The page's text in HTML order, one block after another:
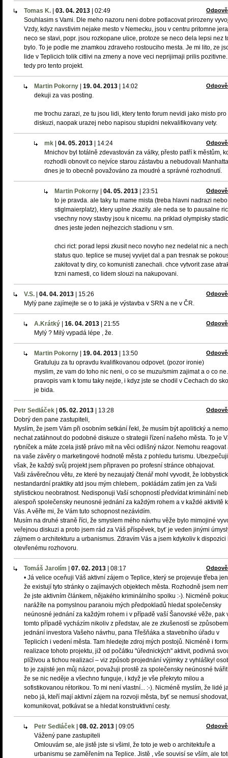
Tomas K. 03. 04. 2013 02:49
Souhlasim s Vami. Dle meho nazoru neni dobre potlacovat prirozeny
Vzdy, kdyz navstivim nejake mesto v Nemecku, jsou v centru pritomne
neco se stavi, popr. jsou rozkopane ulice, protoze se neco dela lepsi nez
bylo. To je podle me znamkou zdraveho rostouciho mesta. Je mi lito, ze
lide v Teplicich tolik citlivi na zmeny a nove veci neprijimaji prilis
tedy pro tento projekt.
Martin Pokorny 19. 04. 2013 14:02
dekuji za vas posting.
me trochu zarazi, ze tu jsou lidi, ktery tento forum nevidi jako misto pro
diskuzi, naopak urazej nebo napisou stupidni nekvalifikovany vety.
mk 04. 05. 2013 14:24
Mnichov byl totálně zdevastován za války, přesto patří k městům,
rozhodli obnovit co nejvíce starou zástavbu a nebudovali
dnes je to obecně považováno za moudré a správné rozhodnutí.
Martin Pokorny 04. 05. 2013 23:51
to je pravda. ale taky tu mame mista (treba hlavni nadrazi nebo
stiglmaierplatz), ktery uplne zkazily. ale neda se to pausalne
vsechny novy stavby jsou k nicemu. na priklad olympisky
dnes jeste jeden nejhezcich stadionu v srn.
chci rict: porad lepsi zkusit neco novyho nez nedelat nic a
status quo. teplice se musej vyvijet dal a pan tresnak se
zakitovat ty diry, co komunisti zanechali. chce vytvorit zase
trzni namesti, co lidem slouzi na nakupovani.
V.S. 04. 04. 2013 15:26
Mylý pane zajímejte se o to jaká je výstavba v SRN a ne v ČR.
A.Krátký 16. 04. 2013 21:55
Mylý ? Milý vypadá lépe , že.
Martin Pokorny 19. 04. 2013 13:50
Gratuluju za tu opravdu kvalifikovanou odpovet. (pozor ironie)
myslim, ze vam do toho nic neni, o co se muzu/smim zajimat a o co ne.
pravopis vam k tomu taky nejde, i kdyz jste se chodil v Cechach do
je bida.
Petr Sedláček 05. 02. 2013 13:28
Dobrý den pane zastupiteli,
Myslím, že jsem Vám při osobním setkání řekl, že musím být apolitický a
nechat zatáhnout do podobné diskuze o strategii řízení našeho města. To je
rybníček a máte zcela jistě právo mít na věci odlišný názor. Nemohu reagovat
na vaše závěry o marketingové hodnotě města z pohledu turismu.
však, že každý svůj projekt jsem připraven po profesní stránce obhajovat.
Vaši závěrečnou větu, ze které by nezaujatý čtenář mohl vyvodit, že
nestandardní praktiky atd jsou mým chlebem,. pokládám zatím jen za Vaši
stylistickou neobratnost. Nedisponuji Vaší schopností předvídat kriminální
alespoň společensky neunosné jednání za každým rohem a v každé aktivitě
Vás. A věřte mi, že Vám tuto schopnost nezávidím.
Musím na druhé straně říci, že smyslem mého návrhu věže bylo mimojiné
veřejnou diskuzi a proto jsem rád za Váš příspěvek, byť je veden jinými
zájmem o architekturu a urbanismus. Zdravím Vás a jsem kdykoliv k dispozici
otevřenému rozhovoru.
Tomáš Jarolím 07. 02. 2013 08:17
• Já velice oceňuji Váš aktivní zájem o Teplice, který se projevuje třeba
že existují tyto stránky o zajímavých objektech města. Rozhodně jsem
že jste aktivním článkem, nějakého kriminálního spolku :-). Nicméně
narážíte na pomyslnou paranoiu mých předpokladů hledat společensky
neúnosné jednání za každým rohem i v případě vaší Šanovské věže, pak
tomto případě vycházím nikoliv z představ, ale ze zkušeností se způsobem
jednání investora Vašeho návrhu, pana Třešňáka a stavebního úřadu v
Teplicích i vedení města. Tam hledejte zdroj mých postojů. Nicméně i
realizace tohoto projektu, již od počátku "úřednických" aktivit, podivná
plíživou a tichou realizací – viz způsob projednání výjimky z vyhlášky!
to je zajisté jen můj názor, považuji prostě za společensky neúnosné
že se nic neděje a všechno funguje, i když je vše překryto milou a
sofistikovanou rétorikou. To mi není vlastní... :-). Nicméně myslím, že lidé
nebo já, kteří mají aktivní zájem na rozvoji města, byť se nemusí
komunikovat, potkávat se a hledat konstruktivní cesty.
Petr Sedláček 08. 02. 2013 09:05
Vážený pane zastupiteli
Omlouvám se, ale jistě jste si všiml, že toto je web o architektuře a
urbanismu se zaměřením na Teplice. Jistě , vše souvisí se vším, ale